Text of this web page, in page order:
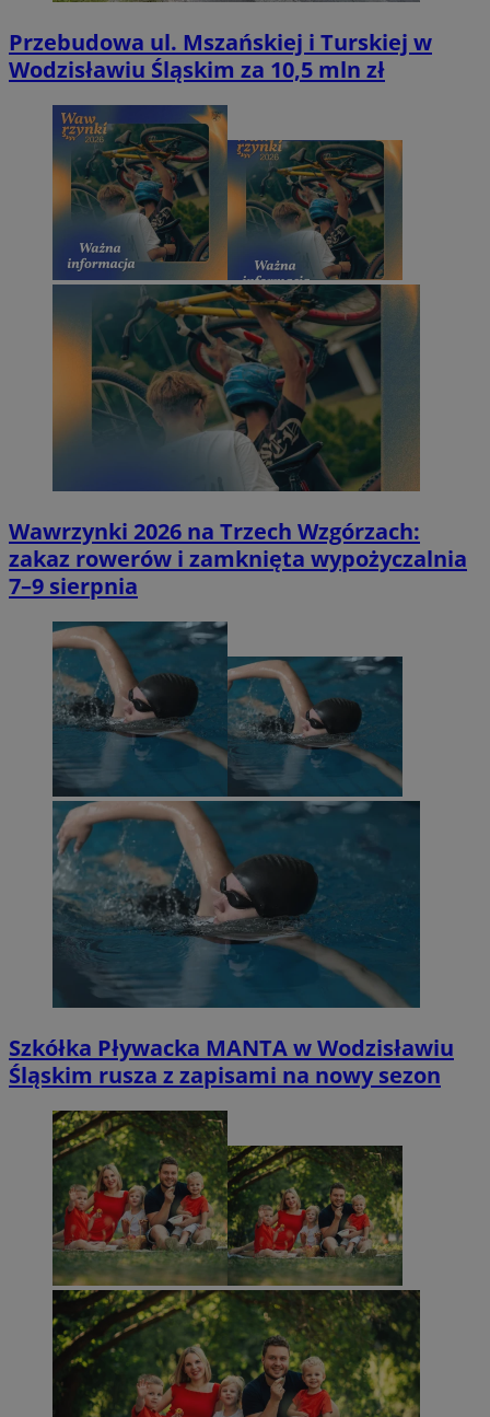
Przebudowa ul. Mszańskiej i Turskiej w
Wodzisławiu Śląskim za 10,5 mln zł
Wawrzynki 2026 na Trzech Wzgórzach:
zakaz rowerów i zamknięta wypożyczalnia
7–9 sierpnia
Szkółka Pływacka MANTA w Wodzisławiu
Śląskim rusza z zapisami na nowy sezon